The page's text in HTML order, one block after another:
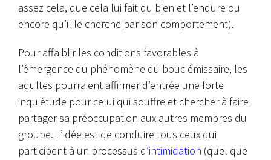
assez cela, que cela lui fait du bien et l’endure ou
encore qu’il le cherche par son comportement).
Pour affaiblir les conditions favorables à
l’émergence du phénomène du bouc émissaire, les
adultes pourraient affirmer d’entrée une forte
inquiétude pour celui qui souffre et chercher à faire
partager sa préoccupation aux autres membres du
groupe. L’idée est de conduire tous ceux qui
participent à un processus d’intimidation (quel que